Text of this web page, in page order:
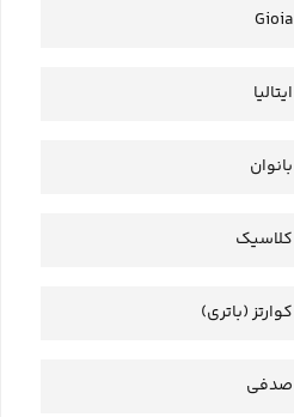
Gioia
ایتالیا
بانوان
کلاسیک
کوارتز (باتری)
صدفی